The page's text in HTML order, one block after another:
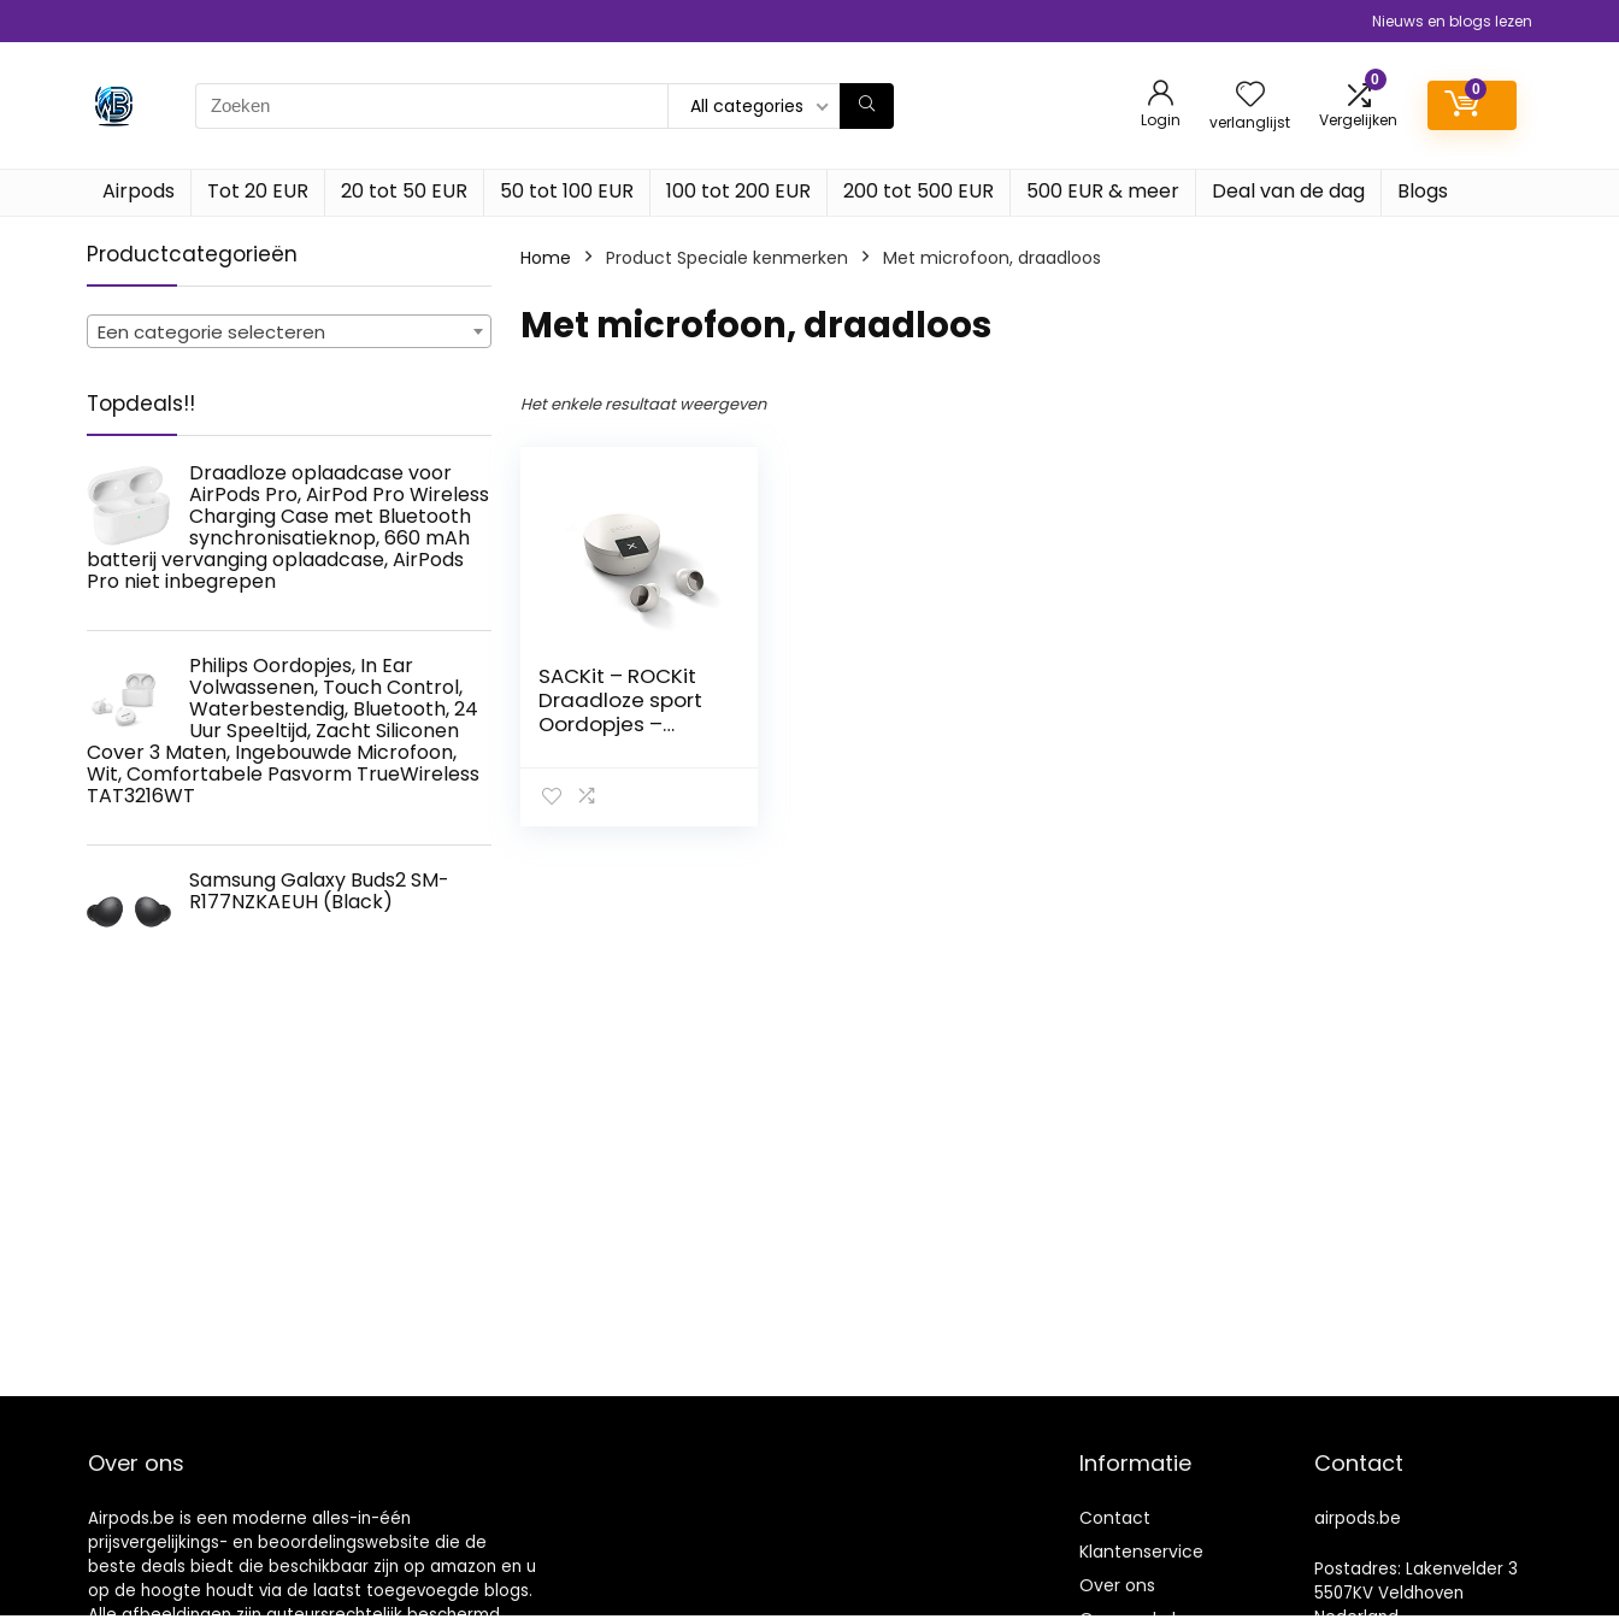
Nieuws en blogs lezen
Search
for:
All categories
Login verlanglijst
0
Vergelijken
0
Airpods Tot 20 EUR 20 tot 50 EUR 50 tot 100 EUR 100 tot 200 EUR 200 tot 500 EUR 500 EUR & meer Deal van de dag Blogs
Productcategorieën
Een categorie selecteren
Topdeals!!
Draadloze oplaadcase voor
AirPods Pro, AirPod Pro Wireless
Charging Case met Bluetooth
synchronisatieknop, 660 mAh
batterij vervanging oplaadcase, AirPods
Pro niet inbegrepen
Philips Oordopjes, In Ear
Volwassenen, Touch Control,
Waterbestendig, Bluetooth, 24
Uur Speeltijd, Zacht Siliconen
Cover 3 Maten, Ingebouwde Microfoon,
Wit, Comfortabele Pasvorm TrueWireless
TAT3216WT
Samsung Galaxy Buds2 SM-
R177NZKAEUH (Black)
Home Product Speciale kenmerken ‎Met microfoon, draadloos
‎Met microfoon, draadloos
Het enkele resultaat weergeven
SACKit – ROCKit
Draadloze sport
Oordopjes –
met microfoon –
Over ons
Airpods.be is een moderne alles-in-één
prijsvergelijkings- en beoordelingswebsite die de
beste deals biedt die beschikbaar zijn op amazon en u
op de hoogte houdt via de laatst toegevoegde blogs.
Alle afbeeldingen zijn auteursrechtelijk beschermd
Informatie
Contact
Klantenservice
Over ons
Contact
airpods.be
Postadres: Lakenvelder 3
5507KV Veldhoven